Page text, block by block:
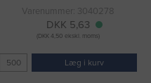
Varenummer: 3040278
DKK 5,63
(DKK 4,50 ekskl. moms)
Læg i kurv